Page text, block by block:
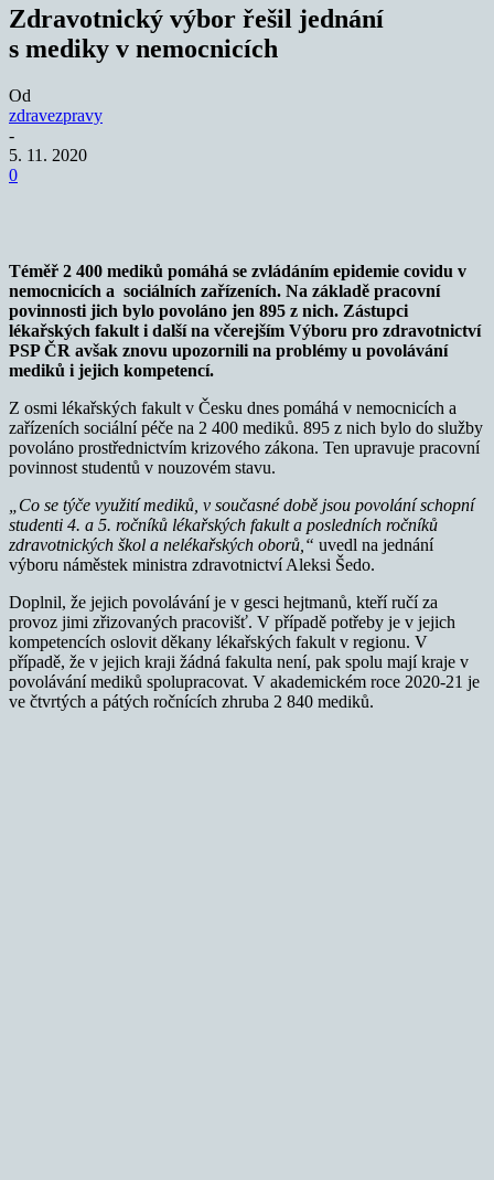
Zdravotnický výbor řešil jednání
s mediky v nemocnicích
Od
zdravezpravy
-
5. 11. 2020
0
Téměř 2 400 mediků pomáhá se zvládáním epidemie covidu v
nemocnicích a sociálních zařízeních. Na základě pracovní
povinnosti jich bylo povoláno jen 895 z nich. Zástupci
lékařských fakult i další na včerejším Výboru pro zdravotnictví
PSP ČR avšak znovu upozornili na problémy u povolávání
mediků i jejich kompetencí.
Z osmi lékařských fakult v Česku dnes pomáhá v nemocnicích a
zařízeních sociální péče na 2 400 mediků. 895 z nich bylo do služby
povoláno prostřednictvím krizového zákona. Ten upravuje pracovní
povinnost studentů v nouzovém stavu.
„Co se týče využití mediků, v současné době jsou povolání schopní
studenti 4. a 5. ročníků lékařských fakult a posledních ročníků
zdravotnických škol a nelékařských oborů,“ uvedl na jednání
výboru náměstek ministra zdravotnictví Aleksi Šedo.
Doplnil, že jejich povolávání je v gesci hejtmanů, kteří ručí za
provoz jimi zřizovaných pracovišť. V případě potřeby je v jejich
kompetencích oslovit děkany lékařských fakult v regionu. V
případě, že v jejich kraji žádná fakulta není, pak spolu mají kraje v
povolávání mediků spolupracovat. V akademickém roce 2020-21 je
ve čtvrtých a pátých ročnících zhruba 2 840 mediků.